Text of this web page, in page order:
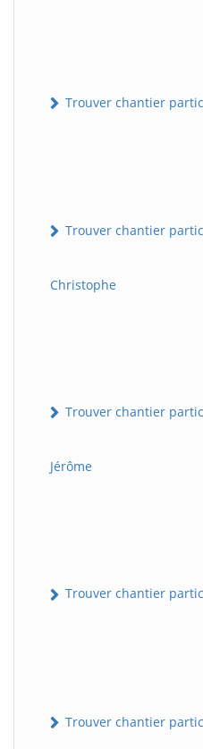
Trouver chantier
Trouver chantier
Christophe
Trouver chantier
Jérôme
Trouver chantier
Trouver chantier